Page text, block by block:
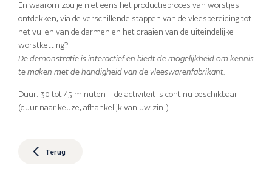
En waarom zou je niet eens het productieproces van worstjes
ontdekken, via de verschillende stappen van de vleesbereiding tot
het vullen van de darmen en het draaien van de uiteindelijke
worstketting?
De demonstratie is interactief en biedt de mogelijkheid om kennis
te maken met de handigheid van de vleeswarenfabrikant.
Duur: 30 tot 45 minuten – de activiteit is continu beschikbaar
(duur naar keuze, afhankelijk van uw zin!)
Terug